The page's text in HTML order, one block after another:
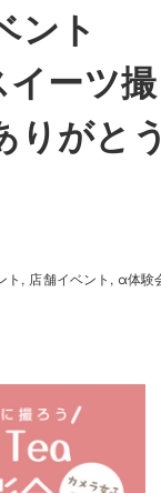
ント
イーツ撮
りがと
ト 店舗イベント
α体験